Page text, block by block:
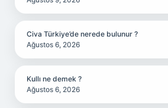
Civa Türkiye’de nerede bulunur ?
Ağustos 6, 2026
Kullı ne demek ?
Ağustos 6, 2026